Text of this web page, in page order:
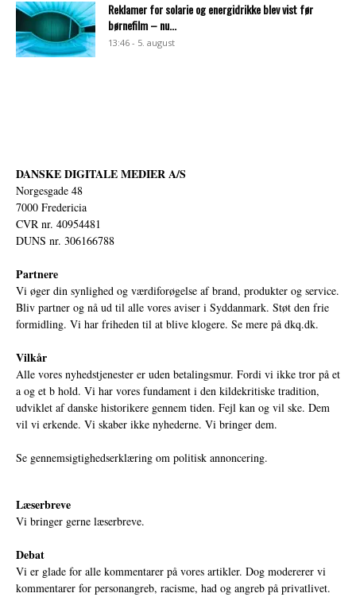
Reklamer for solarie og energidrikke blev vist før
børnefilm – nu...
13:46 - 5. august
DANSKE DIGITALE MEDIER A/S
Norgesgade 48
7000 Fredericia
CVR nr. 40954481
DUNS nr. 306166788
Partnere
Vi øger din synlighed og værdiforøgelse af brand, produkter og service.
Bliv partner og nå ud til alle vores aviser i Syddanmark. Støt den frie
formidling. Vi har friheden til at blive klogere. Se mere på dkq.dk.
Vilkår
Alle vores nyhedstjenester er uden betalingsmur. Fordi vi ikke tror på et
a og et b hold. Vi har vores fundament i den kildekritiske tradition,
udviklet af danske historikere gennem tiden. Fejl kan og vil ske. Dem
vil vi erkende. Vi skaber ikke nyhederne. Vi bringer dem.
Se gennemsigtighedserklæring om politisk annoncering.
Læserbreve
Vi bringer gerne læserbreve.
Debat
Vi er glade for alle kommentarer på vores artikler. Dog modererer vi
kommentarer for personangreb, racisme, had og angreb på privatlivet.